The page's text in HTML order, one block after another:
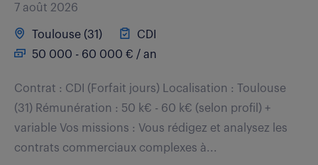
7 août 2026
Toulouse (31)
CDI
50 000 - 60 000 € / an
Contrat : CDI (Forfait jours) Localisation : Toulouse
(31) Rémunération : 50 k€ - 60 k€ (selon profil) +
variable Vos missions : Vous rédigez et analysez les
contrats commerciaux complexes à...